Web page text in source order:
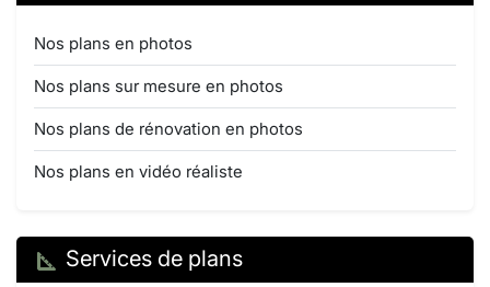
Nos plans en photos
Nos plans sur mesure en photos
Nos plans de rénovation en photos
Nos plans en vidéo réaliste
Services de plans